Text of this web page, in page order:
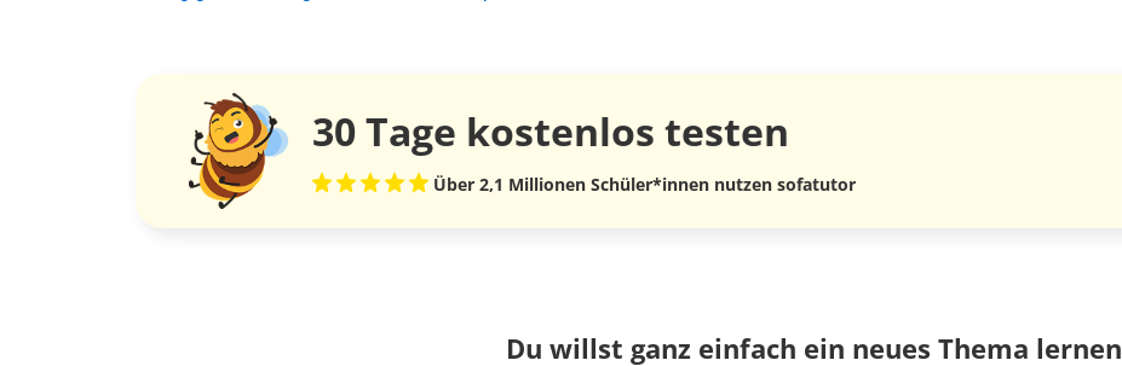
30 Tage kostenlos testen
Über 2,1 Millionen Schüler*innen nutzen sofatutor
Du willst ganz einfach ein neues Thema lernen